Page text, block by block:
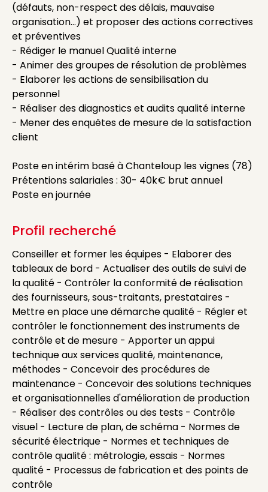
(défauts, non-respect des délais, mauvaise
organisation...) et proposer des actions correctives
et préventives
- Rédiger le manuel Qualité interne
- Animer des groupes de résolution de problèmes
- Elaborer les actions de sensibilisation du
personnel
- Réaliser des diagnostics et audits qualité interne
- Mener des enquêtes de mesure de la satisfaction
client
Poste en intérim basé à Chanteloup les vignes (78)
Prétentions salariales : 30- 40k€ brut annuel
Poste en journée
Profil recherché
Conseiller et former les équipes - Elaborer des
tableaux de bord - Actualiser des outils de suivi de
la qualité - Contrôler la conformité de réalisation
des fournisseurs, sous-traitants, prestataires -
Mettre en place une démarche qualité - Régler et
contrôler le fonctionnement des instruments de
contrôle et de mesure - Apporter un appui
technique aux services qualité, maintenance,
méthodes - Concevoir des procédures de
maintenance - Concevoir des solutions techniques
et organisationnelles d'amélioration de production
- Réaliser des contrôles ou des tests - Contrôle
visuel - Lecture de plan, de schéma - Normes de
sécurité électrique - Normes et techniques de
contrôle qualité : métrologie, essais - Normes
qualité - Processus de fabrication et des points de
contrôle